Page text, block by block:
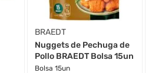
BRAEDT
Nuggets de Pechuga de
Pollo BRAEDT Bolsa 15un
Bolsa 15un